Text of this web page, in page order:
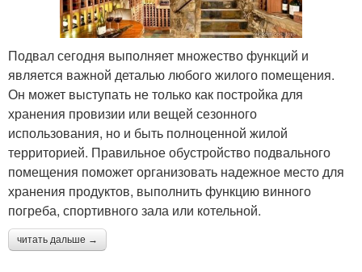
Подвал сегодня выполняет множество функций и
является важной деталью любого жилого помещения.
Он может выступать не только как постройка для
хранения провизии или вещей сезонного
использования, но и быть полноценной жилой
территорией. Правильное обустройство подвального
помещения поможет организовать надежное место для
хранения продуктов, выполнить функцию винного
погреба, спортивного зала или котельной.
читать дальше →